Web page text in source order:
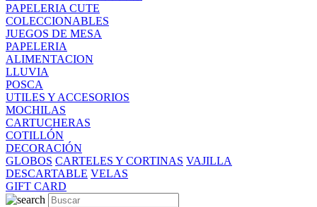
PAPELERIA CUTE
COLECCIONABLES
JUEGOS DE MESA
PAPELERIA
ALIMENTACION
LLUVIA
POSCA
UTILES Y ACCESORIOS
MOCHILAS
CARTUCHERAS
COTILLÓN
DECORACIÓN
GLOBOS CARTELES Y CORTINAS VAJILLA
DESCARTABLE VELAS
GIFT CARD